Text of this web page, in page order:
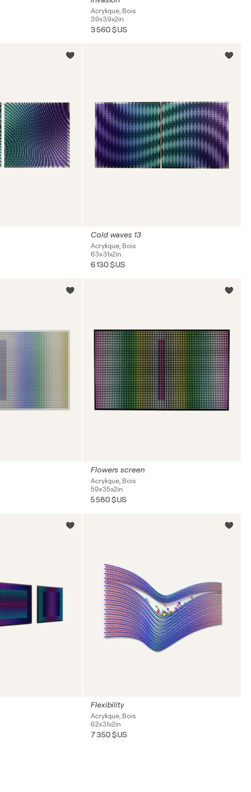
Acrylique, Bois
39x39x2in
3 560 $US
Cold waves 13
Acrylique, Bois
63x31x2in
6 130 $US
Flowers screen
Acrylique, Bois
59x35x2in
5 580 $US
Flexibility
Acrylique, Bois
62x31x2in
7 350 $US